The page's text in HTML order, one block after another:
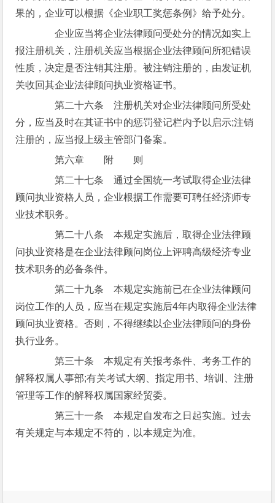
果的，企业可以根据《企业职工奖惩条例》给予处分。
企业应当将企业法律顾问受处分的情况如实上
报注册机关，注册机关应当根据企业法律顾问所犯错误
性质，决定是否注销其注册。被注销注册的，由发证机
关收回其企业法律顾问执业资格证书。
第二十六条 注册机关对企业法律顾问所受处
分，应当及时在其证书中的惩罚登记栏内予以启示;注销
注册的，应当报上级主管部门备案。
第六章 附 则
第二十七条 通过全国统一考试取得企业法律
顾问执业资格人员，企业根据工作需要可聘任经济师专
业技术职务。
第二十八条 本规定实施后，取得企业法律顾
问执业资格是在企业法律顾问岗位上评聘高级经济专业
技术职务的必备条件。
第二十九条 本规定实施前已在企业法律顾问
岗位工作的人员，应当在规定实施后4年内取得企业法律
顾问执业资格。否则，不得继续以企业法律顾问的身份
执行业务。
第三十条 本规定有关报考条件、考务工作的
解释权属人事部;有关考试大纲、指定用书、培训、注册
管理等工作的解释权属国家经贸委。
第三十一条 本规定自发布之日起实施。过去
有关规定与本规定不符的，以本规定为准。